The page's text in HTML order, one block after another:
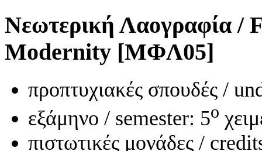
Νεωτερική Λαογραφία /
Modernity [ΜΦΛ05]
προπτυχιακές σπουδές /
εξάμηνο / semester: 5ο
πιστωτικές μονάδες /